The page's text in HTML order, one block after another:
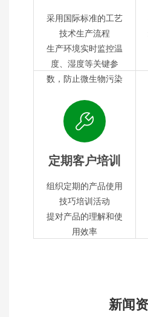
采用国际标准的工艺
技术生产流程
生产环境实时监控温
度、湿度等关键参
数，防止微生物污染
定期客户培训
组织定期的产品使用
技巧培训活动
提对产品的理解和使
用效率
新闻